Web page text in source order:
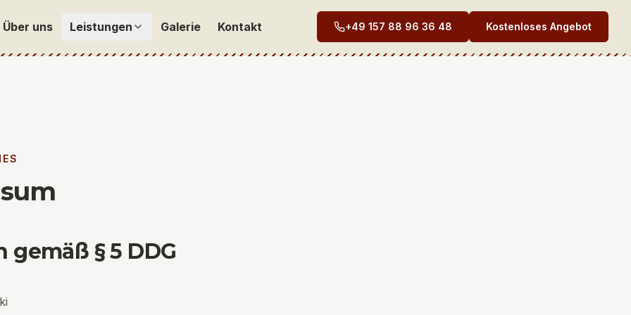
Über uns Leistungen Galerie Kontakt +49 157 88 96 36 48 Kostenloses Angebot
gemäß § 5 DDG